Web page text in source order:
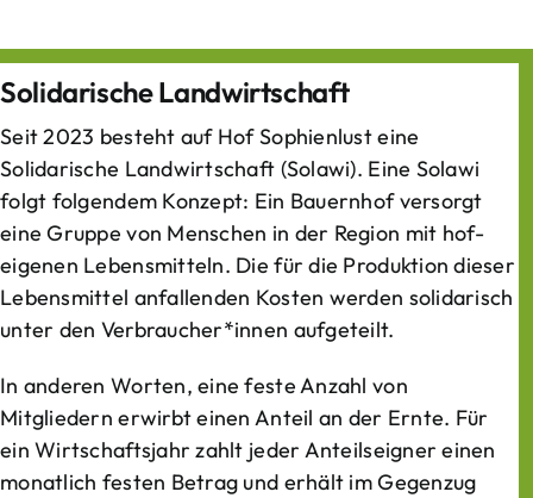
Solidarische Landwirtschaft
Seit 2023 besteht auf Hof Sophienlust eine
Solidarische Landwirtschaft (Solawi). Eine Solawi
folgt folgendem Konzept: Ein Bauern­hof versorgt
eine Gruppe von Menschen in der Region mit hof­
eigenen Lebens­mitteln. Die für die Produktion dieser
Lebens­mittel anfallenden Kosten werden solidarisch
unter den Verbraucher*­innen aufgeteilt.
In anderen Worten, eine feste Anzahl von
Mitgliedern erwirbt einen Anteil an der Ernte. Für
ein Wirtschaftsjahr zahlt jeder Anteilseigner einen
monatlich festen Betrag und erhält im Gegenzug